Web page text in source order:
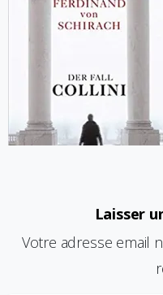
Laisser
Votre adresse email